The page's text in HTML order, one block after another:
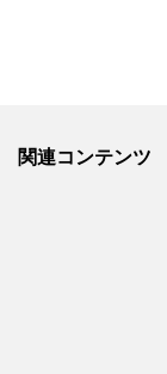
関連コンテンツ